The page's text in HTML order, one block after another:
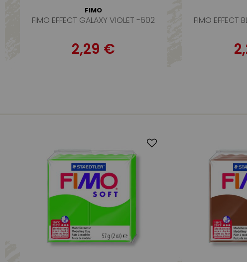
FIMO
FIMO EFFECT GALAXY VIOLET -602
2,29 €
FIMO EFFECT